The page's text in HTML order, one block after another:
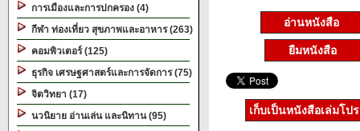
การเมืองและการปกครอง (4)
กีฬา ท่องเที่ยว สุขภาพและอาหาร (263)
คอมพิวเตอร์ (125)
ธุรกิจ เศรษฐศาสตร์และการจัดการ (75)
จิตวิทยา (17)
นวนิยาย อ่านเล่น และนิทาน (95)
อ่านหนังสือ
ยืมหนังสือ
เก็บเป็นหนังสือเล่มโป